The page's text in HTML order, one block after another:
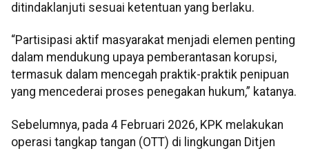
ditindaklanjuti sesuai ketentuan yang berlaku.
“Partisipasi aktif masyarakat menjadi elemen penting
dalam mendukung upaya pemberantasan korupsi,
termasuk dalam mencegah praktik-praktik penipuan
yang mencederai proses penegakan hukum,” katanya.
Sebelumnya, pada 4 Februari 2026, KPK melakukan
operasi tangkap tangan (OTT) di lingkungan Ditjen